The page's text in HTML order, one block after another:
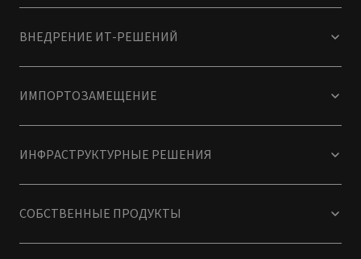
ВНЕДРЕНИЕ ИТ-РЕШЕНИЙ
ИМПОРТОЗАМЕЩЕНИЕ
ИНФРАСТРУКТУРНЫЕ РЕШЕНИЯ
СОБСТВЕННЫЕ ПРОДУКТЫ